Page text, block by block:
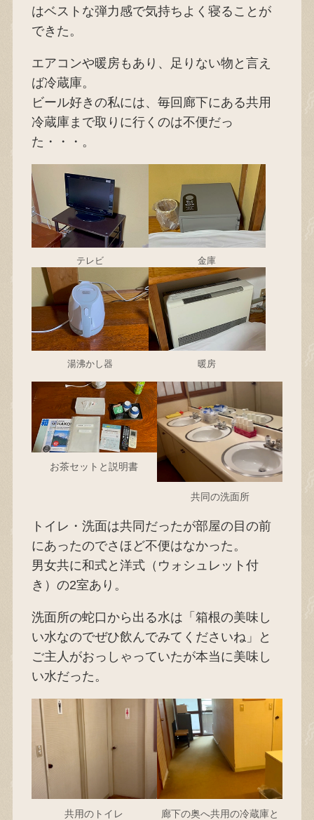
はベストな弾力感で気持ちよく寝ることが
できた。
エアコンや暖房もあり、足りない物と言え
ば冷蔵庫。
ビール好きの私には、毎回廊下にある共用
冷蔵庫まで取りに行くのは不便だっ
た・・・。
テレビ 金庫
湯沸かし器 暖房
お茶セットと説明書
共同の洗面所
トイレ・洗面は共同だったが部屋の目の前
にあったのでさほど不便はなかった。
男女共に和式と洋式（ウォシュレット付
き）の2室あり。
洗面所の蛇口から出る水は「箱根の美味し
い水なのでぜひ飲んでみてくださいね」と
ご主人がおっしゃっていたが本当に美味し
い水だった。
共用のトイレ
廊下の奥へ共用の冷蔵庫と